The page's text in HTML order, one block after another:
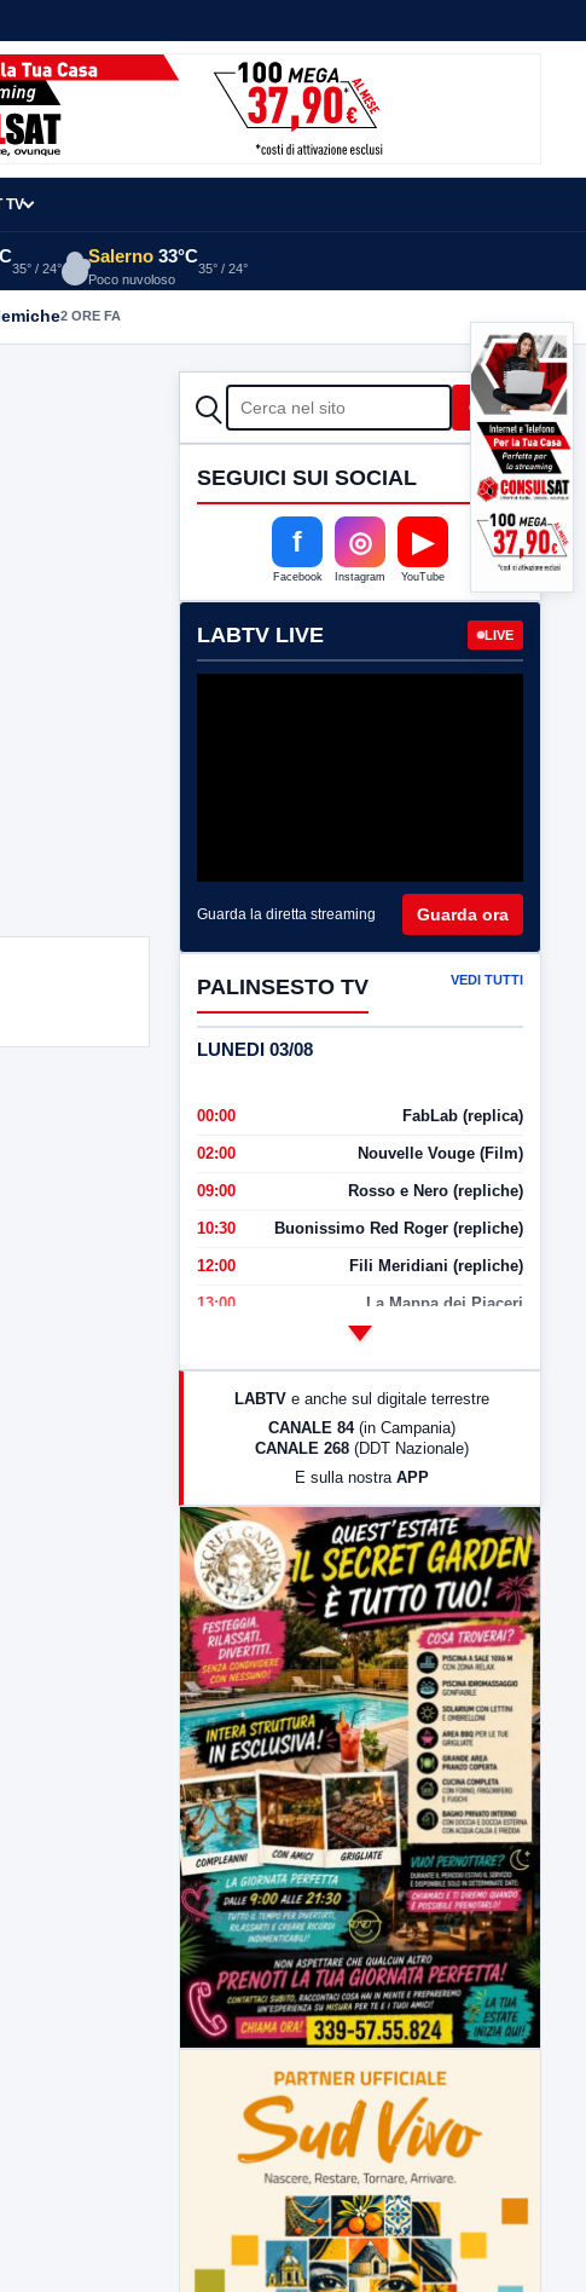
TV
35° / 24°
Salerno 33°C
Poco nuvoloso
35° / 24°
2 ORE FA
CERCA Cerca
SEGUICI SUI SOCIAL
f
Facebook
◎
Instagram
▶
YouTube
LABTV LIVE LIVE
Guarda la diretta streaming Guarda ora
PALINSESTO TV VEDI TUTTI
LUNEDI 03/08
00:00 FabLab (replica)
02:00 Nouvelle Vouge (Film)
09:00 Rosso e Nero (repliche)
10:30 Buonissimo Red Roger (repliche)
12:00 Fili Meridiani (repliche)
13:00 La Mappa dei Piaceri
LabNews (Diretta)
23:00 LabNews (replica)
LABTV e anche sul digitale terrestre
CANALE 84 (in Campania)
CANALE 268 (DDT Nazionale)
E sulla nostra APP
ULTIMI VIDEO